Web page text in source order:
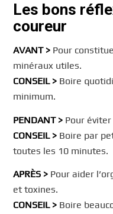
Les bons
coureur
AVANT > Pour
minéraux utiles.
CONSEIL > Boire
minimum.
PENDANT > Pour
CONSEIL > Boire par
toutes les 10 minutes.
APRÈS > Pour aider
et toxines.
CONSEIL > Boire